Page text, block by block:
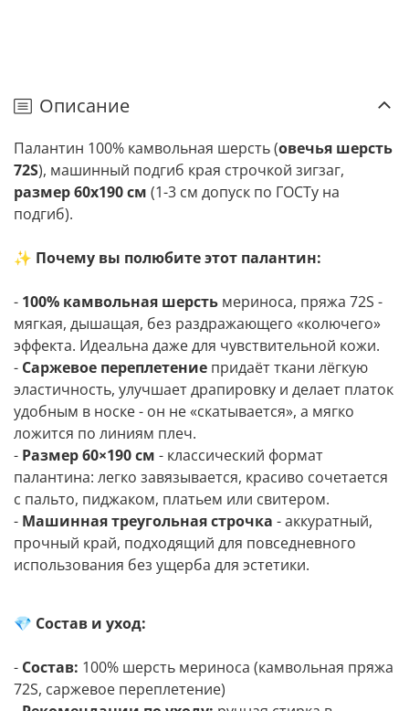
Описание
Палантин 100% камвольная шерсть (овечья шерсть
72S), машинный подгиб края строчкой зигзаг,
размер 60х190 см (1-3 см допуск по ГОСТу на
подгиб).
✨ Почему вы полюбите этот палантин:
- 100% камвольная шерсть мериноса, пряжа 72S -
мягкая, дышащая, без раздражающего «колючего»
эффекта. Идеальна даже для чувствительной кожи.
- Саржевое переплетение придаёт ткани лёгкую
эластичность, улучшает драпировку и делает платок
удобным в носке - он не «скатывается», а мягко
ложится по линиям плеч.
- Размер 60×190 см - классический формат
палантина: легко завязывается, красиво сочетается
с пальто, пиджаком, платьем или свитером.
- Машинная треугольная строчка - аккуратный,
прочный край, подходящий для повседневного
использования без ущерба для эстетики.
💎 Состав и уход:
- Состав: 100% шерсть мериноса (камвольная пряжа
72S, саржевое переплетение)